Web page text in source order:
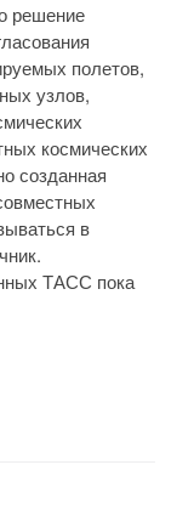
решение
полетов,
узлов,
космических
созданная
в
ТАСС пока